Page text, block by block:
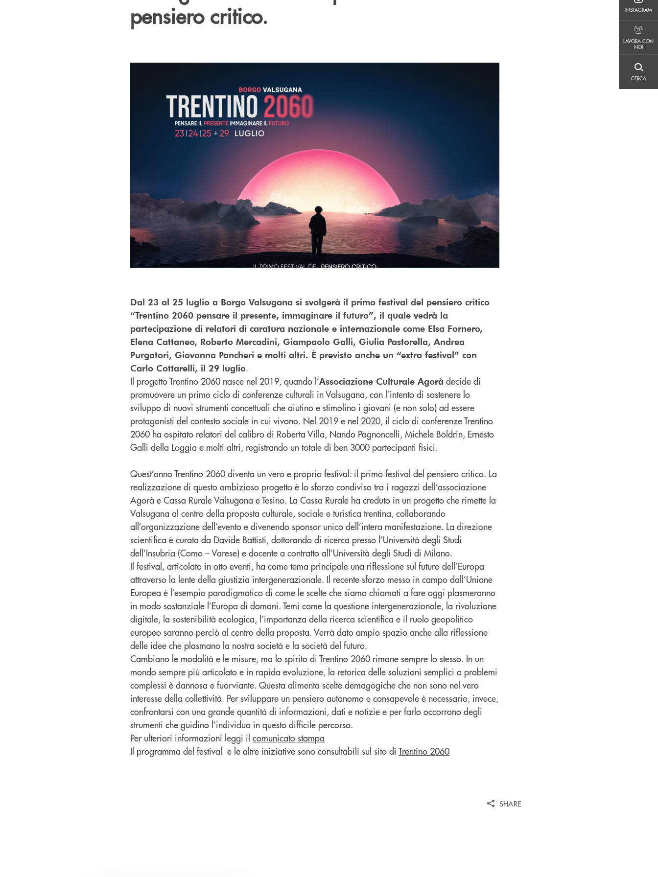
INSTAGRAM
LAVORA CON
NOI
CERCA
pensiero critico.
Dal 23 al 25 luglio a Borgo Valsugana si svolgerà il primo festival del pensiero critico
“Trentino 2060 pensare il presente, immaginare il futuro”, il quale vedrà la
partecipazione di relatori di caratura nazionale e internazionale come Elsa Fornero,
Elena Cattaneo, Roberto Mercadini, Giampaolo Galli, Giulia Pastorella, Andrea
Purgatori, Giovanna Pancheri e molti altri. È previsto anche un “extra festival” con
Carlo Cottarelli, il 29 luglio.
Il progetto Trentino 2060 nasce nel 2019, quando l’Associazione Culturale Agorà decide di
promuovere un primo ciclo di conferenze culturali in Valsugana, con l’intento di sostenere lo
sviluppo di nuovi strumenti concettuali che aiutino e stimolino i giovani (e non solo) ad essere
protagonisti del contesto sociale in cui vivono. Nel 2019 e nel 2020, il ciclo di conferenze Trentino
2060 ha ospitato relatori del calibro di Roberta Villa, Nando Pagnoncelli, Michele Boldrin, Ernesto
Galli della Loggia e molti altri, registrando un totale di ben 3000 partecipanti fisici.
Quest’anno Trentino 2060 diventa un vero e proprio festival: il primo festival del pensiero critico. La
realizzazione di questo ambizioso progetto è lo sforzo condiviso tra i ragazzi dell’associazione
Agorà e Cassa Rurale Valsugana e Tesino. La Cassa Rurale ha creduto in un progetto che rimette la
Valsugana al centro della proposta culturale, sociale e turistica trentina, collaborando
all’organizzazione dell’evento e divenendo sponsor unico dell’intera manifestazione. La direzione
scientifica è curata da Davide Battisti, dottorando di ricerca presso l’Università degli Studi
dell’Insubria (Como – Varese) e docente a contratto all’Università degli Studi di Milano.
Il festival, articolato in otto eventi, ha come tema principale una riflessione sul futuro dell’Europa
attraverso la lente della giustizia intergenerazionale. Il recente sforzo messo in campo dall’Unione
Europea è l’esempio paradigmatico di come le scelte che siamo chiamati a fare oggi plasmeranno
in modo sostanziale l’Europa di domani. Temi come la questione intergenerazionale, la rivoluzione
digitale, la sostenibilità ecologica, l’importanza della ricerca scientifica e il ruolo geopolitico
europeo saranno perciò al centro della proposta. Verrà dato ampio spazio anche alla riflessione
delle idee che plasmano la nostra società e la società del futuro.
Cambiano le modalità e le misure, ma lo spirito di Trentino 2060 rimane sempre lo stesso. In un
mondo sempre più articolato e in rapida evoluzione, la retorica delle soluzioni semplici a problemi
complessi è dannosa e fuorviante. Questa alimenta scelte demagogiche che non sono nel vero
interesse della collettività. Per sviluppare un pensiero autonomo e consapevole è necessario, invece,
confrontarsi con una grande quantità di informazioni, dati e notizie e per farlo occorrono degli
strumenti che guidino l’individuo in questo difficile percorso.
Per ulteriori informazioni leggi il comunicato stampa
Il programma del festival e le altre iniziative sono consultabili sul sito di Trentino 2060
SHARE